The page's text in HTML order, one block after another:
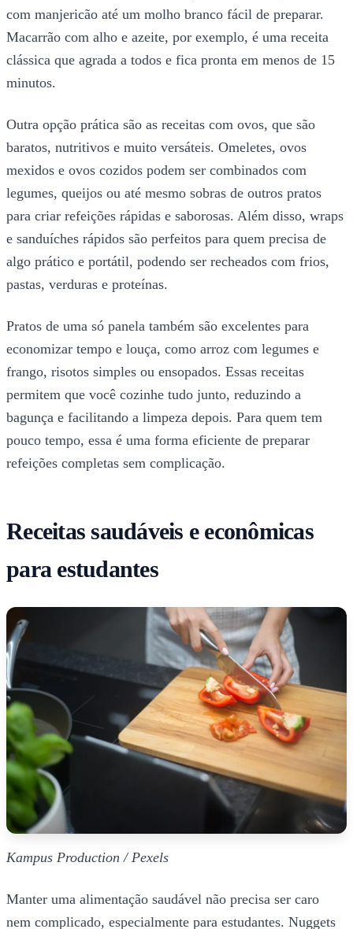
com manjericão até um molho branco fácil de preparar.
Macarrão com alho e azeite, por exemplo, é uma receita
clássica que agrada a todos e fica pronta em menos de 15
minutos.
Outra opção prática são as receitas com ovos, que são
baratos, nutritivos e muito versáteis. Omeletes, ovos
mexidos e ovos cozidos podem ser combinados com
legumes, queijos ou até mesmo sobras de outros pratos
para criar refeições rápidas e saborosas. Além disso, wraps
e sanduíches rápidos são perfeitos para quem precisa de
algo prático e portátil, podendo ser recheados com frios,
pastas, verduras e proteínas.
Pratos de uma só panela também são excelentes para
economizar tempo e louça, como arroz com legumes e
frango, risotos simples ou ensopados. Essas receitas
permitem que você cozinhe tudo junto, reduzindo a
bagunça e facilitando a limpeza depois. Para quem tem
pouco tempo, essa é uma forma eficiente de preparar
refeições completas sem complicação.
Receitas saudáveis e econômicas
para estudantes
Kampus Production / Pexels
Manter uma alimentação saudável não precisa ser caro
nem complicado, especialmente para estudantes. Nuggets